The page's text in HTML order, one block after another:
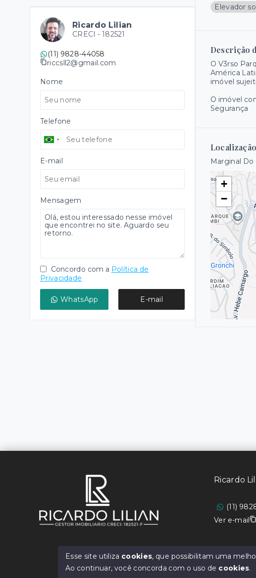
Elevador
Descrição
O V3rso
América
imóvel
O imóvel
Segurança
Localização
Marginal Do
+
−
Ricardo Lilian
CRECI - 182521
(11) 9828-44058
riccsll2@gmail.com
Nome
Telefone
E-mail
Mensagem
Concordo com a Política de
Privacidade
WhatsApp E-mail
Ricardo
(11)
Ver e-mail
Esse site utiliza cookies, que possibilitam uma
Ao continuar, você concorda com o uso de cookies.